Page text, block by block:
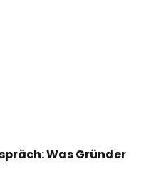
Was Gründer